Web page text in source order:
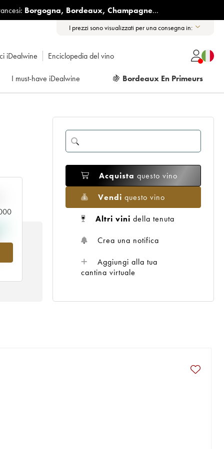
Borgogna, Bordeaux, Champagne...
I prezzi sono visualizzati per una consegna in:
iDealwine Enciclopedia del vino
I must-have iDealwine 🍇 Bordeaux En Primeurs
Acquista questo vino
Vendi questo vino
Altri vini della tenuta
Crea una notifica
Aggiungi alla tua
cantina virtuale